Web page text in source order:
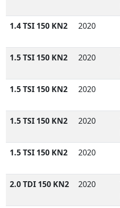
1.4 TSI 150 KN2 2020
1.5 TSI 150 KN2 2020
1.5 TSI 150 KN2 2020
1.5 TSI 150 KN2 2020
1.5 TSI 150 KN2 2020
2.0 TDI 150 KN2 2020